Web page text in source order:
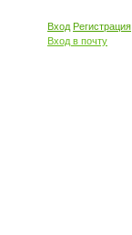
Вход Регистрация
Вход в почту